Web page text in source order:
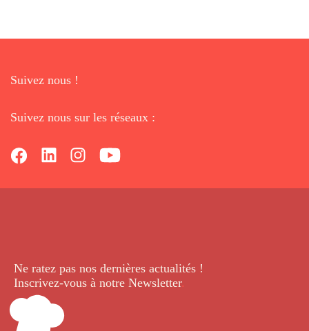
Suivez nous !
Suivez nous sur les réseaux :
Ne ratez pas nos dernières actualités !
Inscrivez-vous à notre Newsletter.